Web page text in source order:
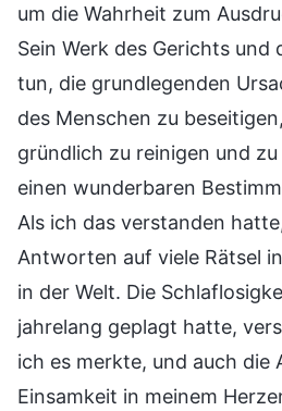
um die Wahrheit zum
Sein Werk des Gerichts und
tun, die grundlegenden
des Menschen zu
gründlich zu reinigen und
einen wunderbaren
Als ich das verstanden
Antworten auf viele Rätsel
in der Welt. Die
jahrelang geplagt hatte,
ich es merkte, und auch die
Einsamkeit in meinem